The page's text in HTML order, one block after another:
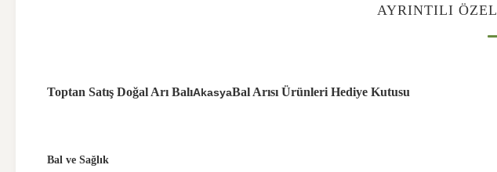
AYRINTILI
Toptan Satış Doğal Arı BalıAkasyaBal Arısı Ürünleri Hediye Kutusu
Bal ve Sağlık